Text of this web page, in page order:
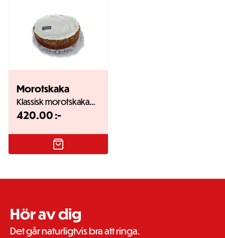
Morotskaka
Klassisk morotskaka…
420.00 :-
Hör av dig
Det går naturligtvis bra att ringa.